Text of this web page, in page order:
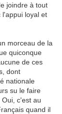
joindre à tout
l'appui loyal et
morceau de la
quiconque
de ces
dont
nationale
su le faire
c'est au
quand il